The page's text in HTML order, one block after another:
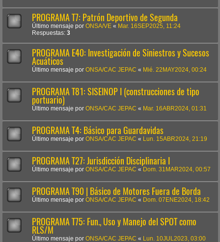
PROGRAMA T7: Patrón Deportivo de Segunda
Último mensaje por ONSA/VE « Mar. 16SEP2025, 11:24
Respuestas: 3
PROGRAMA E40: Investigación de Siniestros y Sucesos
Acuáticos
Último mensaje por ONSA/CAC JEPAC « Mié. 22MAY2024, 00:24
PROGRAMA T81: SISEINOP I (construcciones de tipo
portuario)
Último mensaje por ONSA/CAC JEPAC « Mar. 16ABR2024, 01:31
PROGRAMA T4: Básico para Guardavidas
Último mensaje por ONSA/CAC JEPAC « Lun. 15ABR2024, 21:19
PROGRAMA T27: Jurisdicción Disciplinaria I
Último mensaje por ONSA/CAC JEPAC « Dom. 31MAR2024, 00:57
PROGRAMA T90 | Básico de Motores Fuera de Borda
Último mensaje por ONSA/CAC JEPAC « Dom. 07ENE2024, 18:42
PROGRAMA T75: Fun., Uso y Manejo del SPOT como
RLS/M
Último mensaje por ONSA/CAC JEPAC « Lun. 10JUL2023, 03:00